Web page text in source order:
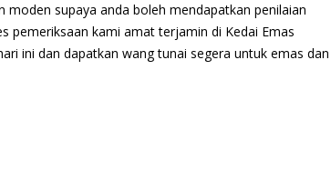
supaya anda boleh mendapatkan penilaian
pemeriksaan kami amat terjamin di Kedai Emas
ini dan dapatkan wang tunai segera untuk emas dan